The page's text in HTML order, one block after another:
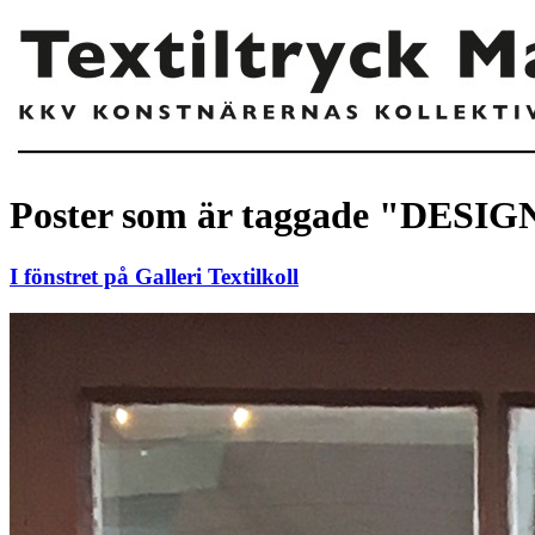
Poster som är taggade
I fönstret på Galleri Textilkoll